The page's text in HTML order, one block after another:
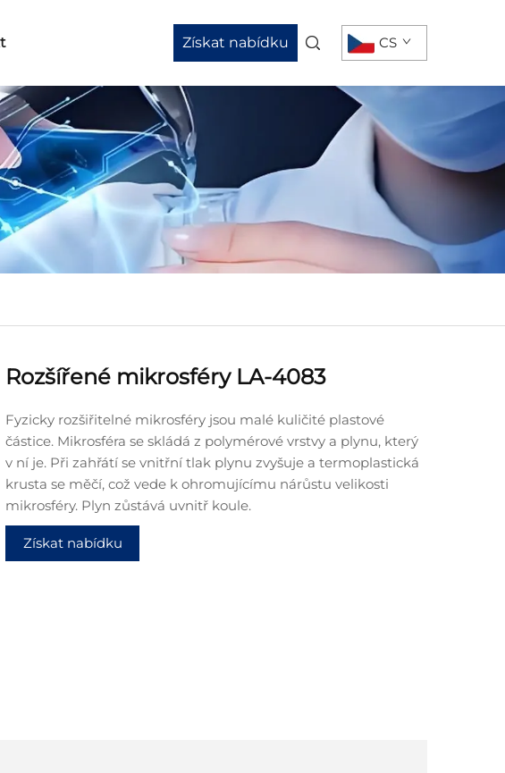
Získat nabídku CS
Rozšířené mikrosféry LA-4083
Fyzicky rozšiřitelné mikrosféry jsou malé kuličité plastové
částice. Mikrosféra se skládá z polymérové vrstvy a plynu, který
v ní je. Při zahřátí se vnitřní tlak plynu zvyšuje a termoplastická
krusta se měčí, což vede k ohromujícímu nárůstu velikosti
mikrosféry. Plyn zůstává uvnitř koule.
Získat nabídku